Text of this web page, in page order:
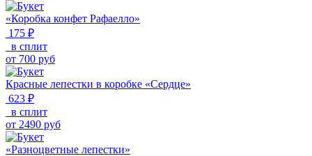
«Коробка конфет Рафаелло»
175 ₽
в сплит
от 700 руб
Красные лепестки в коробке «Сердце»
623 ₽
в сплит
от 2490 руб
«Разноцветные лепестки»